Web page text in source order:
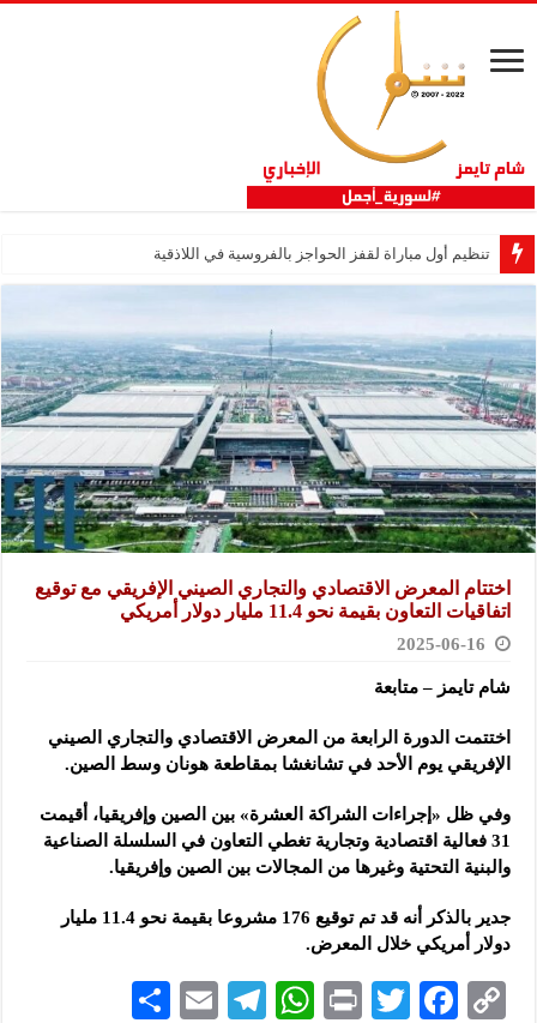
تنظيم أول مباراة لقفز الحواجز بالفروسية في اللاذقية
اختتام المعرض الاقتصادي والتجاري الصيني الإفريقي مع توقيع
اتفاقيات التعاون بقيمة نحو 11.4 مليار دولار أمريكي
2025-06-16
شام تايمز – متابعة
اختتمت الدورة الرابعة من المعرض الاقتصادي والتجاري الصيني
الإفريقي يوم الأحد في تشانغشا بمقاطعة هونان وسط الصين.
وفي ظل «إجراءات الشراكة العشرة» بين الصين وإفريقيا، أقيمت
31 فعالية اقتصادية وتجارية تغطي التعاون في السلسلة الصناعية
والبنية التحتية وغيرها من المجالات بين الصين وإفريقيا.
جدير بالذكر أنه قد تم توقيع 176 مشروعا بقيمة نحو 11.4 مليار
دولار أمريكي خلال المعرض.
C
F
T
P
W
Te
E